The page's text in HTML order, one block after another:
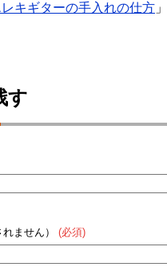
キギターの手入れの仕方 」
す
ません） (必須)